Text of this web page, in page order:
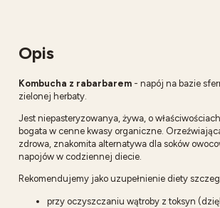
Opis
Kombucha z rabarbarem - napój na bazie
zielonej herbaty.
Jest niepasteryzowanya, żywa, o
bogata w cenne kwasy organiczne.
zdrowa, znakomita alternatywa dla soków
napojów w codziennej diecie.
Rekomendujemy jako uzupełnienie diety
przy oczyszczaniu wątroby z toksyn